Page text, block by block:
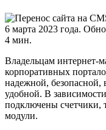
6 марта 2023 года.
4 мин.
Владельцам интернет-
корпоративных
надежной, безопасной,
удобной. В
подключены счетчики,
модули.